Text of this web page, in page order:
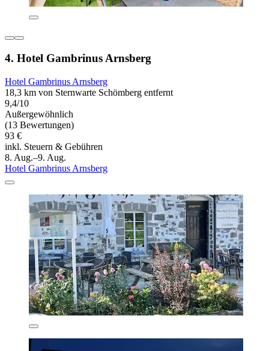
4. Hotel Gambrinus Arnsberg
Hotel Gambrinus Arnsberg
18,3 km von Sternwarte Schömberg entfernt
9,4/10
Außergewöhnlich
(13 Bewertungen)
93 €
inkl. Steuern & Gebühren
8. Aug.–9. Aug.
Hotel Gambrinus Arnsberg